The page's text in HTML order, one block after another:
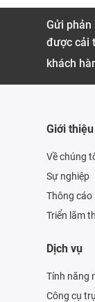
Gửi
được cải
khách
Giới
Về chúng
Sự nghiệp
Thông cáo
Triển lãm
Dịch vụ
Tính năng
Công cụ